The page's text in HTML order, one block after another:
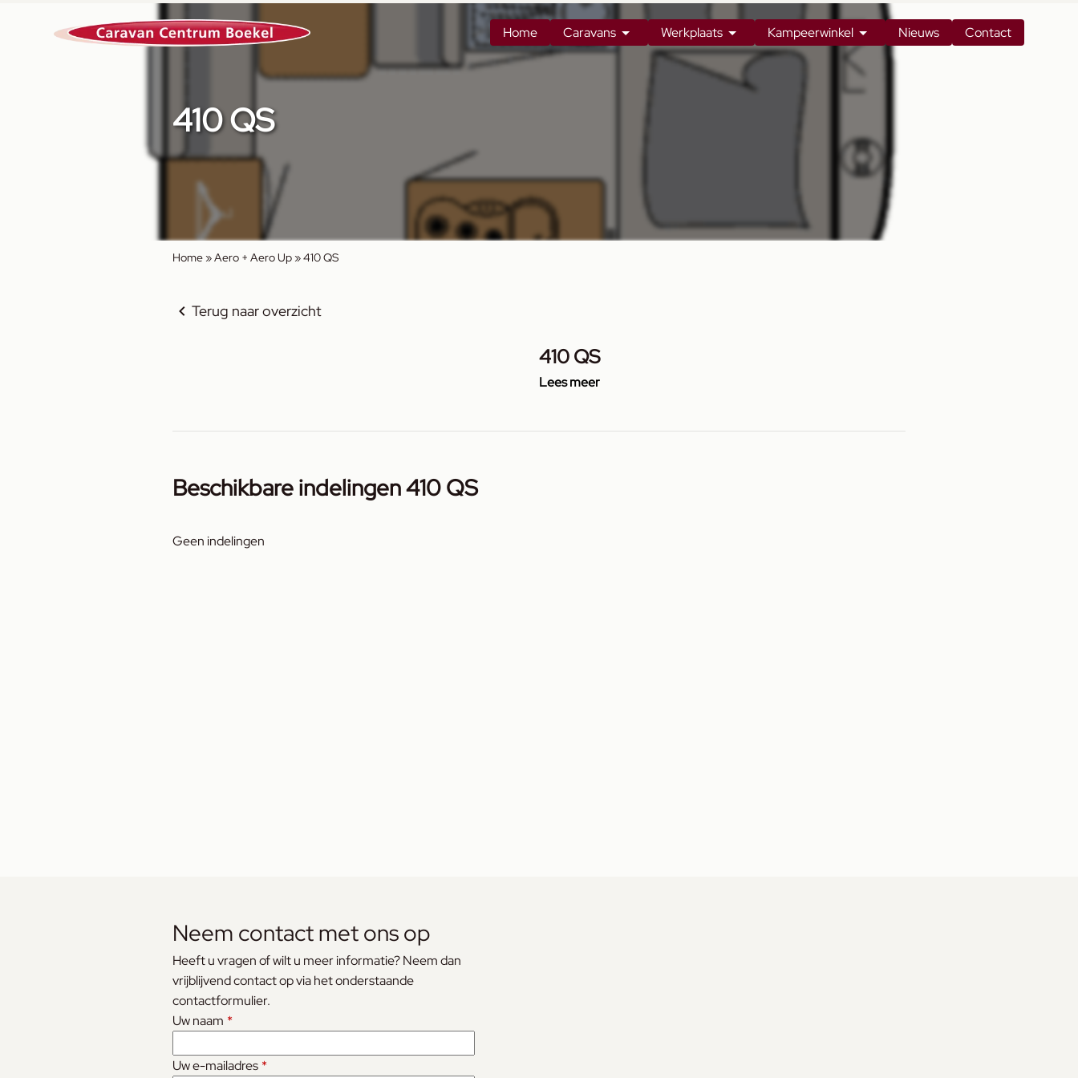
Home Caravans Werkplaats Kampeerwinkel Nieuws Contact
410 QS
Home »Aero + Aero Up »410 QS
Terug naar overzicht
410 QS
Lees meer
Beschikbare indelingen 410 QS
Geen indelingen
Neem contact met ons op
Heeft u vragen of wilt u meer informatie? Neem dan
vrijblijvend contact op via het onderstaande
contactformulier.
Uw naam *
Uw e-mailadres *